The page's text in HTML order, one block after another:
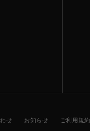
せ お知らせ ご利用規約